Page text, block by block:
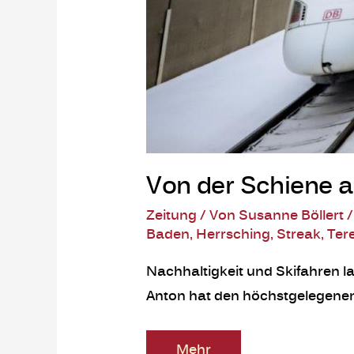
Von der Schiene
Zeitung/ Von Susanne Böllert/
Baden, Herrsching, Streak,
Nachhaltigkeit und Skifahren
Anton hat den